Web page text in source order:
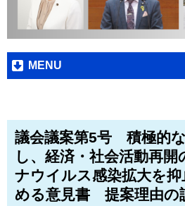
MENU
議会議案第5号 積極的
し、経済・社会活動再開
ナウイルス感染拡大を
める意見書 提案理由